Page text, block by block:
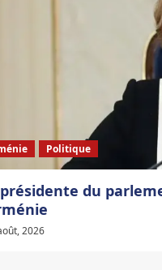
Politique
du
2026